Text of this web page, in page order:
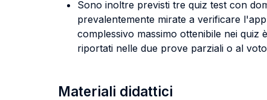
Sono inoltre previsti tre quiz test con
prevalentemente mirate a verificare
complessivo massimo ottenibile nei quiz
riportati nelle due prove parziali o al
Materiali didattici